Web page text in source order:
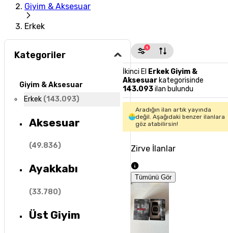
Giyim & Aksesuar
Erkek
Kategoriler
Giyim & Aksesuar
Erkek (143.093)
Aksesuar
(49.836)
Ayakkabı
(33.780)
Üst Giyim
1
İkinci El Erkek Giyim &
Aksesuarkategorisinde
143.093ilan bulundu
Aradığın ilan artık yayında
değil. Aşağıdaki benzer ilanlara
göz atabilirsin!
Zirve İlanlar
Tümünü Gör